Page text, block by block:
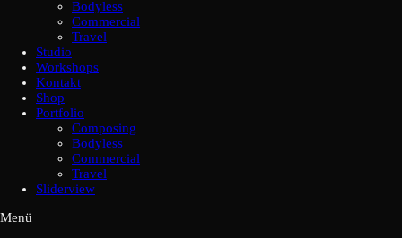
Bodyless
Commercial
Travel
Studio
Workshops
Kontakt
Shop
Portfolio
Composing
Bodyless
Commercial
Travel
Sliderview
Menü